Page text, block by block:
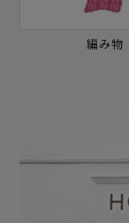
編み物